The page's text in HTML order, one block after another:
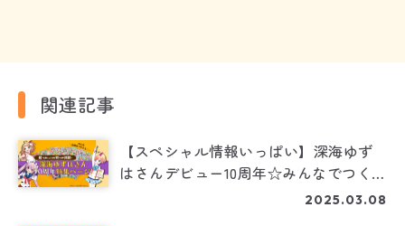
関連記事
【スペシャル情報いっぱい】深海ゆず
はさんデビュー10周年☆みんなでつくる
2025.03.08